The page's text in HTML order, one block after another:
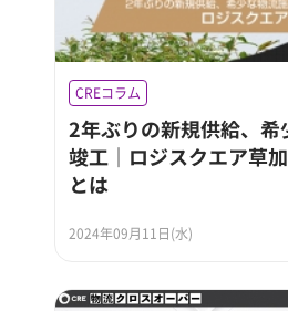
CREコラム
2年ぶりの新規供給、
竣工｜ロジスクエア草
とは
2024年09月11日(水)